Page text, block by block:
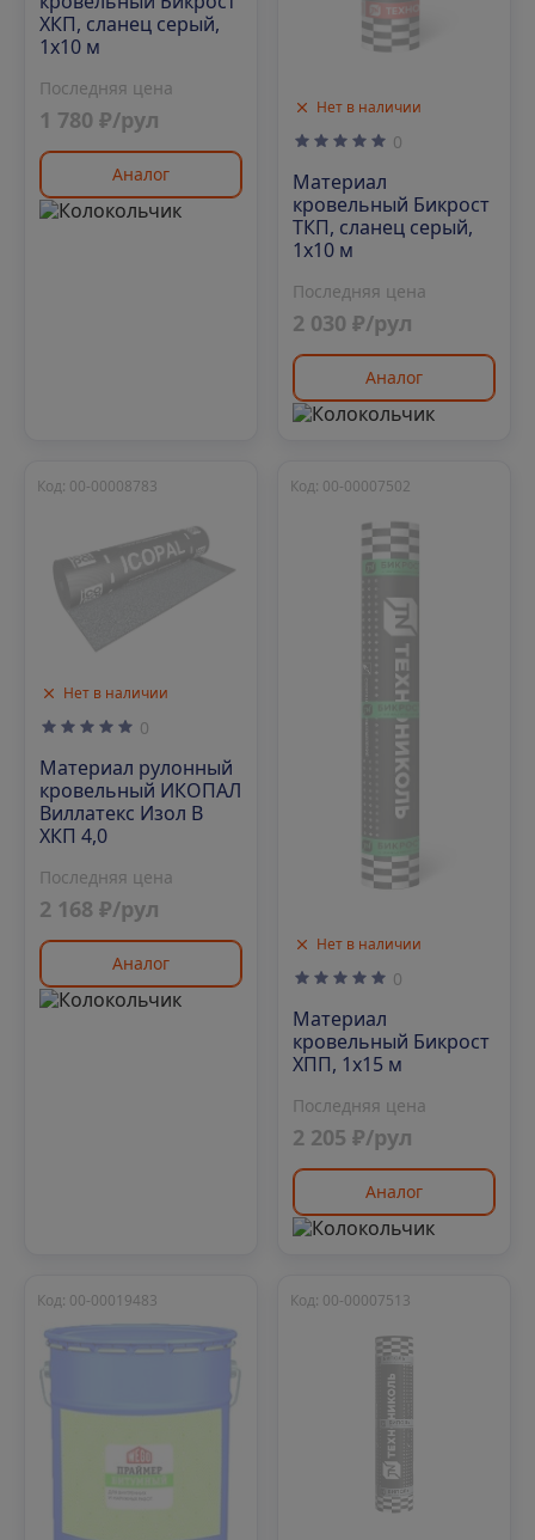
ХКП, сланец серый,
1х10 м
Последняя цена
1 780 ₽/рул
Аналог
Нет в наличии
0
Материал
кровельный Бикрост
ТКП, сланец серый,
1х10 м
Последняя цена
2 030 ₽/рул
Аналог
Нет в наличии
Код: 00-00008783
0
Материал рулонный
кровельный ИКОПАЛ
Виллатекс Изол В
ХКП 4,0
Последняя цена
2 168 ₽/рул
Аналог
Нет в наличии
Код: 00-00007502
0
Материал
кровельный Бикрост
ХПП, 1х15 м
Последняя цена
2 205 ₽/рул
Аналог
Код: 00-00019483 Код: 00-00007513